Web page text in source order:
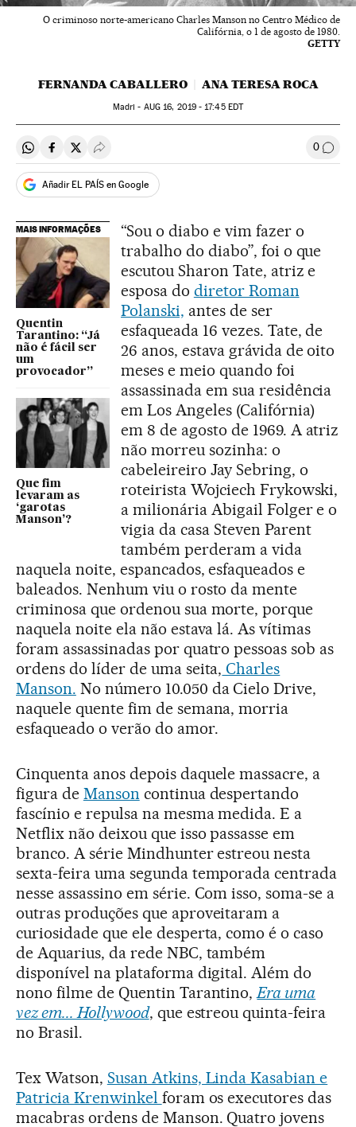
O criminoso norte-americano Charles Manson no Centro Médico de
Califórnia, o 1 de agosto de 1980.
GETTY
FERNANDA CABALLERO ANA TERESA ROCA
Madri - AUG 16, 2019 - 17:45EDT
Compartir en Whatsapp
Compartir en Facebook
Compartir en Twitter
Desplegar Redes Sociales 0
Añadir EL PAÍS en Google
MAIS INFORMAÇÕES
Quentin
Tarantino: “Já
não é fácil ser
um
provocador”
Que fim
levaram as
‘garotas
Manson’?
“Sou o diabo e vim fazer o
trabalho do diabo”, foi o que
escutou Sharon Tate, atriz e
esposa do diretor Roman
Polanski, antes de ser
esfaqueada 16 vezes. Tate, de
26 anos, estava grávida de oito
meses e meio quando foi
assassinada em sua residência
em Los Angeles (Califórnia)
em 8 de agosto de 1969. A atriz
não morreu sozinha: o
cabeleireiro Jay Sebring, o
roteirista Wojciech Frykowski,
a milionária Abigail Folger e o
vigia da casa Steven Parent
também perderam a vida
naquela noite, espancados, esfaqueados e
baleados. Nenhum viu o rosto da mente
criminosa que ordenou sua morte, porque
naquela noite ela não estava lá. As vítimas
foram assassinadas por quatro pessoas sob as
ordens do líder de uma seita, Charles
Manson. No número 10.050 da Cielo Drive,
naquele quente fim de semana, morria
esfaqueado o verão do amor.
Cinquenta anos depois daquele massacre, a
figura de Manson continua despertando
fascínio e repulsa na mesma medida. E a
Netflix não deixou que isso passasse em
branco. A série Mindhunter estreou nesta
sexta-feira uma segunda temporada centrada
nesse assassino em série. Com isso, soma-se a
outras produções que aproveitaram a
curiosidade que ele desperta, como é o caso
de Aquarius, da rede NBC, também
disponível na plataforma digital. Além do
nono filme de Quentin Tarantino,Era uma
vez em... Hollywood, que estreou quinta-feira
no Brasil.
Tex Watson, Susan Atkins, Linda Kasabian e
Patricia Krenwinkel foram os executores das
macabras ordens de Manson. Quatro jovens